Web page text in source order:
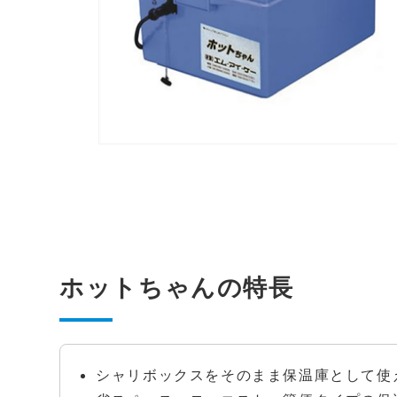
ホットちゃんの特長
シャリボックスをそのまま保温庫として使